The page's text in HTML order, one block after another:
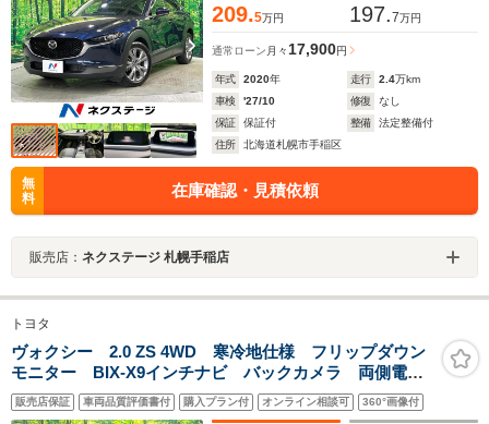
209.5万円 197.7万円
通常ローン 月々 17,900円
年式 2020年 走行 2.4万km
車検
'27/10 修復
なし
保証
保証付 整備
法定整備付
住所
北海道札幌市手稲区
無
料
在庫確認・見積依頼
販売店： ネクステージ 札幌手稲店
トヨタ
ヴォクシー 2.0 ZS 4WD 寒冷地仕様 フリップダウン
モニター BIX-X9インチナビ バックカメラ 両側電動
スライド LEDヘッド オートライト スマートキー
ETC アイドリングストップ
販売店保証 車両品質評価書付 購入プラン付 オンライン相談可 360°画像付